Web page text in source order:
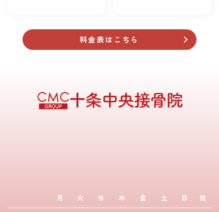
料金表はこちら
月 火 水 木 金 土 日 祝